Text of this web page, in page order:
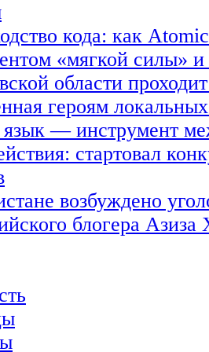
кода: как
«мягкой силы» и
области
героям
— инструмент
стартовал
возбуждено
блогера Азиза